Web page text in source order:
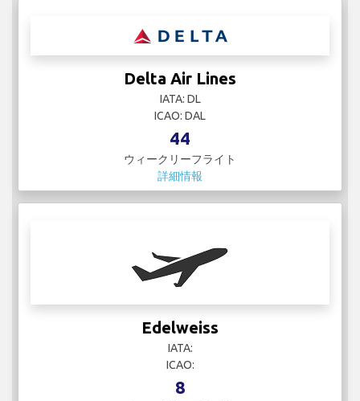
Delta Air Lines
IATA: DL
ICAO: DAL
44
ウィークリーフライト
詳細情報
Edelweiss
IATA:
ICAO:
8